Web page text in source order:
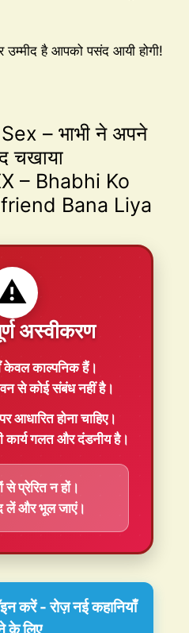
उम्मीद है आपको पसंद आयी होगी!
– भाभी ने अपने
चखाया
– Bhabhi Ko
Bana Liya
अस्वीकरण
केवल काल्पनिकहैं।
से कोई संबंध नहीं है।
आधारित होना चाहिए।
कार्य गलत और दंडनीय है।
से प्रेरित न हों।
लें और भूल जाएं।
करें - रोज़ नई कहानियाँ